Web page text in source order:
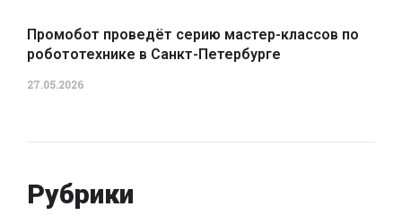
Промобот проведёт серию мастер-классов по
робототехнике в Санкт-Петербурге
27.05.2026
Рубрики